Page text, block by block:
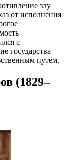
злу
от исполнения
с
государства
путём.
(1829–